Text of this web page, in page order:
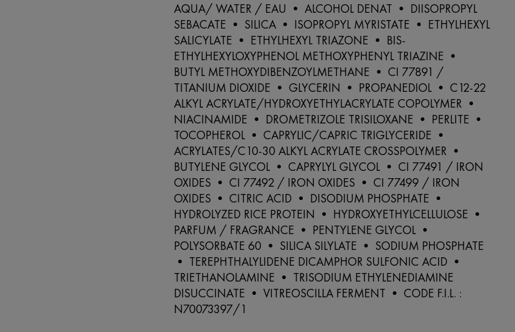
AQUA/ WATER / EAU • ALCOHOL DENAT • DIISOPROPYL
SEBACATE • SILICA • ISOPROPYL MYRISTATE • ETHYLHEXYL
SALICYLATE • ETHYLHEXYL TRIAZONE • BIS-
ETHYLHEXYLOXYPHENOL METHOXYPHENYL TRIAZINE •
BUTYL METHOXYDIBENZOYLMETHANE • CI 77891 /
TITANIUM DIOXIDE • GLYCERIN • PROPANEDIOL • C12-22
ALKYL ACRYLATE/HYDROXYETHYLACRYLATE COPOLYMER •
NIACINAMIDE • DROMETRIZOLE TRISILOXANE • PERLITE •
TOCOPHEROL • CAPRYLIC/CAPRIC TRIGLYCERIDE •
ACRYLATES/C10-30 ALKYL ACRYLATE CROSSPOLYMER •
BUTYLENE GLYCOL • CAPRYLYL GLYCOL • CI 77491 / IRON
OXIDES • CI 77492 / IRON OXIDES • CI 77499 / IRON
OXIDES • CITRIC ACID • DISODIUM PHOSPHATE •
HYDROLYZED RICE PROTEIN • HYDROXYETHYLCELLULOSE •
PARFUM / FRAGRANCE • PENTYLENE GLYCOL •
POLYSORBATE 60 • SILICA SILYLATE • SODIUM PHOSPHATE
• TEREPHTHALYLIDENE DICAMPHOR SULFONIC ACID •
TRIETHANOLAMINE • TRISODIUM ETHYLENEDIAMINE
DISUCCINATE • VITREOSCILLA FERMENT • CODE F.I.L. :
N70073397/1